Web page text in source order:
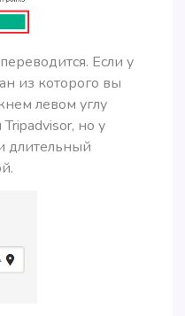
Если у
из которого вы
левом углу
но у
длительный